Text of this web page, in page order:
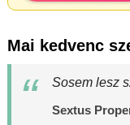
Mai kedvenc
Sosem lesz
Sextus